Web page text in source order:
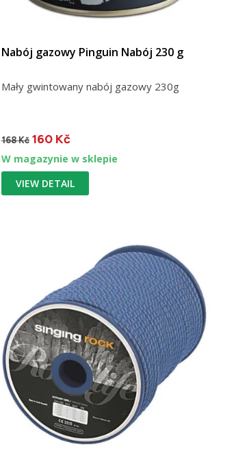
Nabój gazowy Pinguin Nabój 230 g
Mały gwintowany nabój gazowy 230g
168 Kč 160 Kč
W magazynie w sklepie
VIEW DETAIL